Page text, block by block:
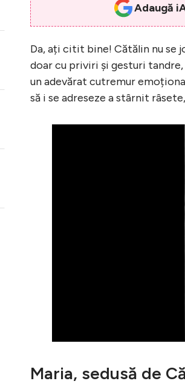
Adaugă
Da, ați citit bine! Cătălin nu se
doar cu priviri și gesturi
un adevărat cutremur
să i se adreseze a stârnit
Maria, sedusă de